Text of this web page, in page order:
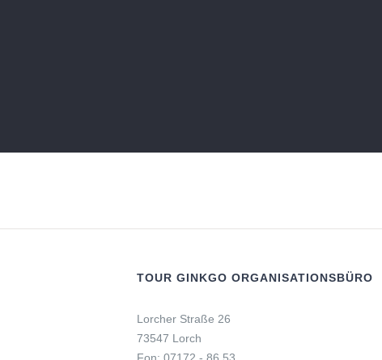
TOUR GINKGO ORGANISATIONSBÜRO
Lorcher Straße 26
73547 Lorch